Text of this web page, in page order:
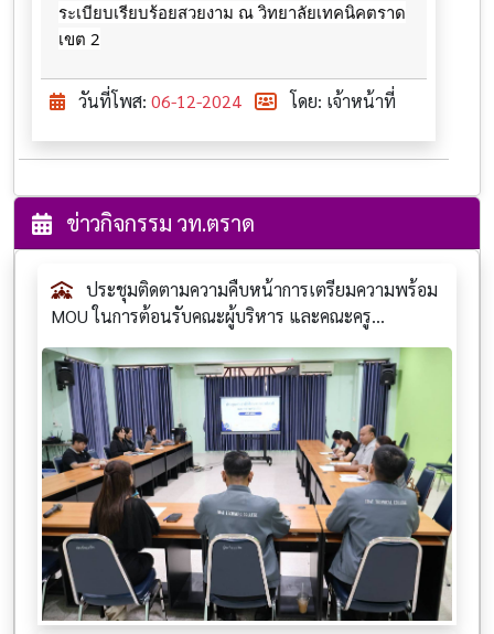
ระเบียบเรียบร้อยสวยงาม ณ วิทยาลัยเทคนิคตราด
เขต 2
วันที่โพส: 06-12-2024 โดย: เจ้าหน้าที่
ข่าวกิจกรรม วท.ตราด
ประชุมติดตามความคืบหน้าการเตรียมความพร้อม
MOU ในการต้อนรับคณะผู้บริหาร และคณะครู...